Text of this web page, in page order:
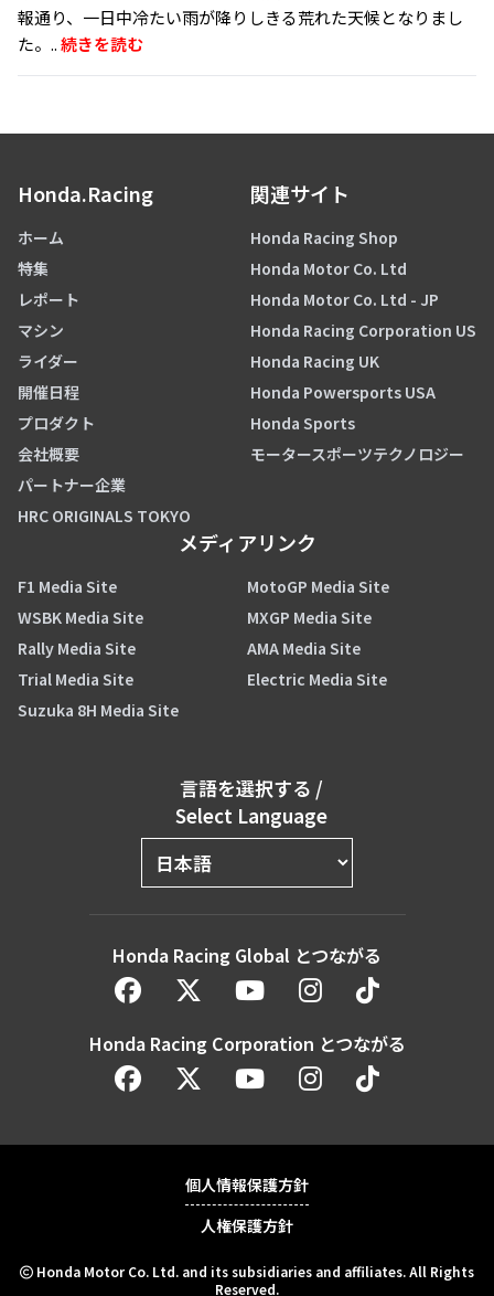
報通り、一日中冷たい雨が降りしきる荒れた天候となりまし
た。..続きを読む
Honda.Racing
ホーム
特集
レポート
マシン
ライダー
開催日程
プロダクト
会社概要
パートナー企業
HRC ORIGINALS TOKYO
関連サイト
Honda Racing Shop
Honda Motor Co. Ltd
Honda Motor Co. Ltd - JP
Honda Racing Corporation US
Honda Racing UK
Honda Powersports USA
Honda Sports
モータースポーツテクノロジー
メディアリンク
F1 Media Site
MotoGP Media Site
WSBK Media Site
MXGP Media Site
Rally Media Site
AMA Media Site
Trial Media Site
Electric Media Site
Suzuka 8H Media Site
言語を選択する /
Select Language
Honda Racing Global とつながる
Honda Racing Corporation とつながる
Honda Motor Co. Ltd. and its subsidiaries and affiliates. All Rights
Reserved.
個人情報保護方針
人権保護方針